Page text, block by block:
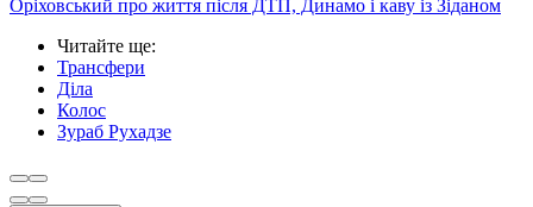
Оріховський про життя після ДТП, Динамо і каву із Зіданом
Читайте ще:
Трансфери
Діла
Колос
Зураб Рухадзе